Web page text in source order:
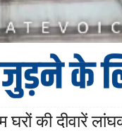
घरों की दीवारें